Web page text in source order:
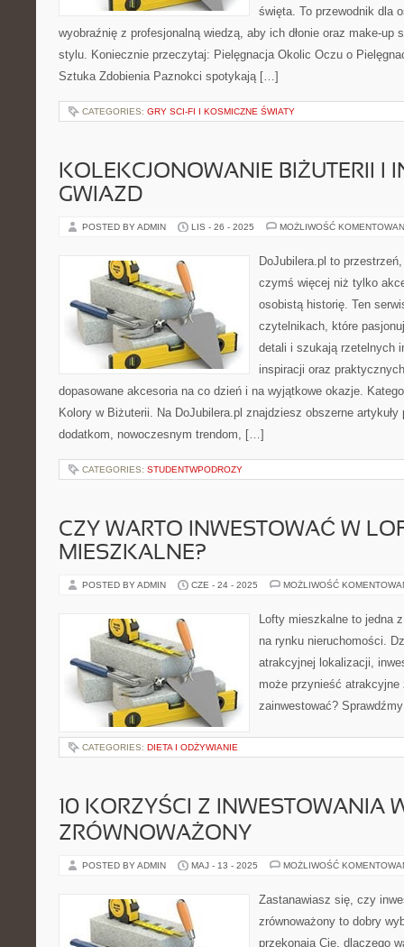
święta. To przewodnik dla
wyobraźnię z profesjonalną wiedzą, aby ich dłonie oraz make-up
stylu. Koniecznie przeczytaj: Pielęgnacja Okolic Oczu o
Sztuka Zdobienia Paznokci spotykają […]
CATEGORIES: GRY SCI-FI I KOSMICZNE ŚWIATY
KOLEKCJONOWANIE BIŻUTERII I
GWIAZD
POSTED BY ADMIN LIS - 26 - 2025 MOŻLIWOŚĆ
DoJubilera.pl to
czymś więcej niż tylko
osobistą historię. Ten
czytelnikach, które
detali i szukają rzetelnych
inspiracji oraz
dopasowane akcesoria na co dzień i na wyjątkowe okazje.
Kolory w Biżuterii. Na DoJubilera.pl znajdziesz obszerne
dodatkom, nowoczesnym trendom, […]
CATEGORIES: STUDENTWPODROZY
CZY WARTO INWESTOWAĆ W
MIESZKALNE?
POSTED BY ADMIN CZE - 24 - 2025 MOŻLIWOŚĆ
Lofty mieszkalne to jedna
na rynku nieruchomości.
atrakcyjnej lokalizacji,
może przynieść
zainwestować?
CATEGORIES: DIETA I ODŻYWIANIE
10 KORZYŚCI Z INWESTOWANIA
ZRÓWNOWAŻONY
POSTED BY ADMIN MAJ - 13 - 2025 MOŻLIWOŚĆ
Zastanawiasz się, czy
zrównoważony to dobry
przekonają Cię, dlaczego